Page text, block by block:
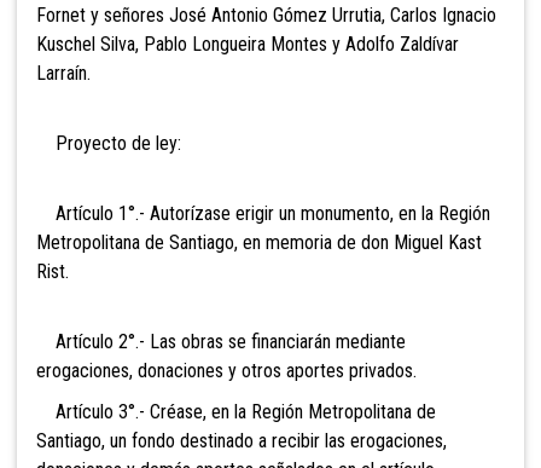
Fornet y señores José Antonio Gómez Urrutia, Carlos Ignacio
Kuschel Silva, Pablo Longueira Montes y Adolfo Zaldívar
Larraín.
Proyecto de ley:
Artículo 1°.- Autorízase erigir un monumento, en la Región
Metropolitana de Santiago, en memoria de don Miguel Kast
Rist.
Artículo 2°.- Las obras se financiarán mediante
erogaciones, donaciones y otros aportes privados.
Artículo 3°.- Créase, en la Región Metropolitana de
Santiago, un fondo destinado a recibir las erogaciones,